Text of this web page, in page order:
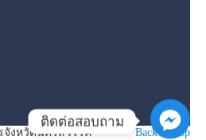
Back to Top
จังหวัดนครสวรรค์
ติดต่อสอบถาม